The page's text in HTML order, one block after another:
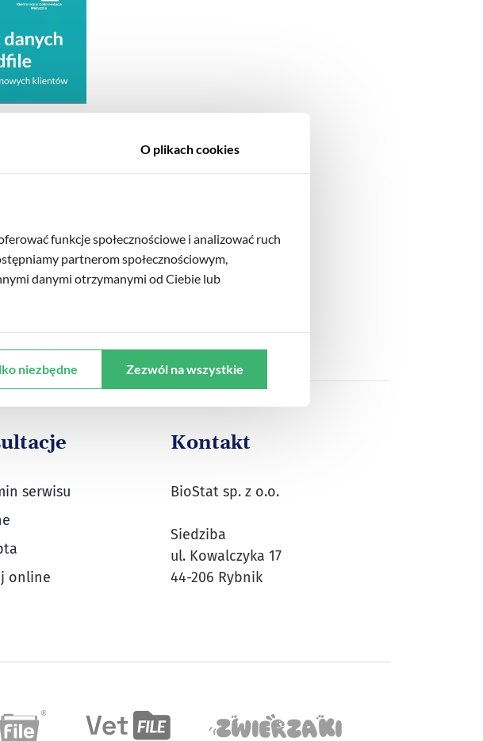
serwisu
online
Kontakt
BioStat sp. z o.o.
Siedziba
ul. Kowalczyka 17
44-206 Rybnik
O plikach cookies
funkcje społecznościowe i analizować ruch
partnerom społecznościowym,
danymi otrzymanymi od Ciebie lub
niezbędne Zezwól na wszystkie